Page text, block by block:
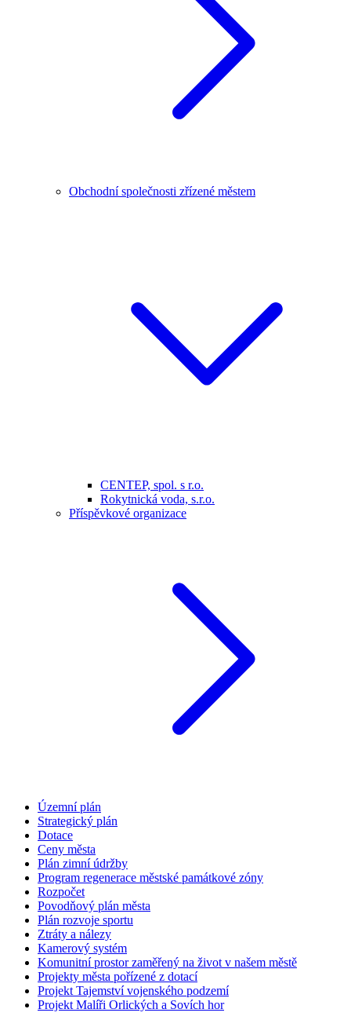
Obchodní společnosti zřízené městem
CENTEP, spol. s r.o.
Rokytnická voda, s.r.o.
Příspěvkové organizace
Územní plán
Strategický plán
Dotace
Ceny města
Plán zimní údržby
Program regenerace městské památkové zóny
Rozpočet
Povodňový plán města
Plán rozvoje sportu
Ztráty a nálezy
Kamerový systém
Komunitní prostor zaměřený na život v našem městě
Projekty města pořízené z dotací
Projekt Tajemství vojenského podzemí
Projekt Malíři Orlických a Sovích hor